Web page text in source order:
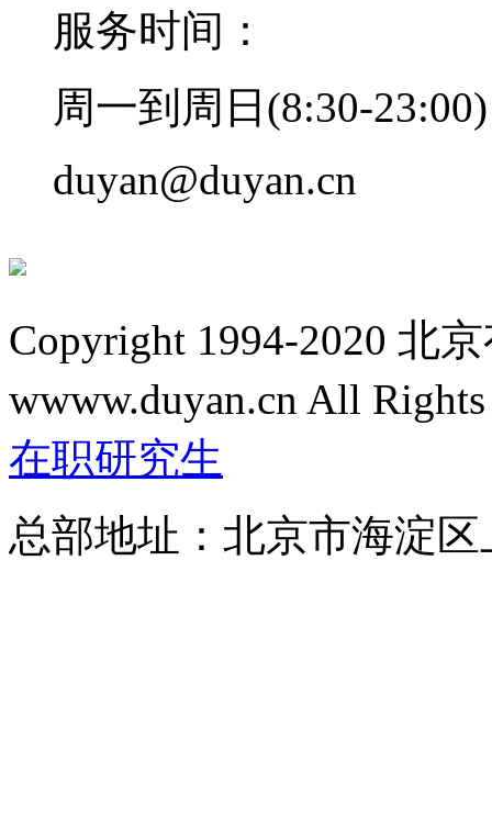
服务时间：
周一到周日(8:30-23:00)
duyan@duyan.cn
Copyright 1994-2020 北
wwww.duyan.cn All
在职研究生
总部地址：北京市海淀